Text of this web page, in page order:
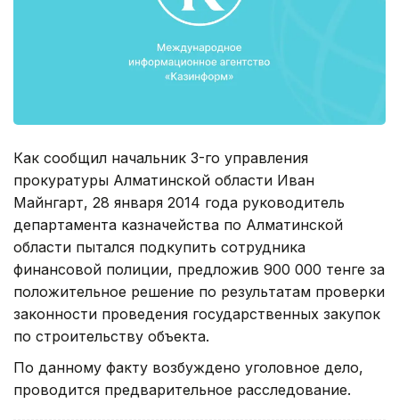
Как сообщил начальник 3-го управления
прокуратуры Алматинской области Иван
Майнгарт, 28 января 2014 года руководитель
департамента казначейства по Алматинской
области пытался подкупить сотрудника
финансовой полиции, предложив 900 000 тенге за
положительное решение по результатам проверки
законности проведения государственных закупок
по строительству объекта.
По данному факту возбуждено уголовное дело,
проводится предварительное расследование.